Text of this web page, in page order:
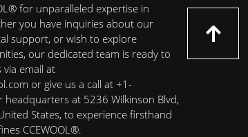
for unparalleled expertise in
you have inquiries about our
support, or wish to explore
our dedicated team is ready to
via email at
or give us a call at +1-
at 5236 Wilkinson Blvd,
States, to experience firsthand
CCEWOOL®.